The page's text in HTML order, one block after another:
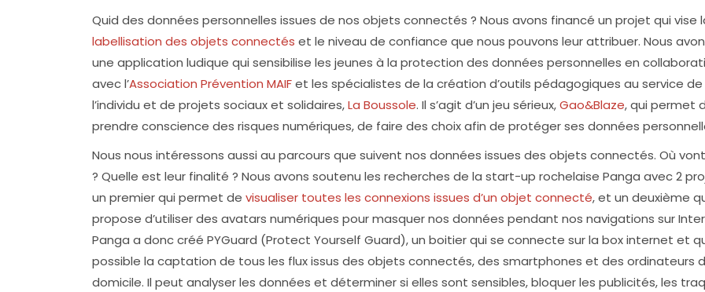
Quid des données personnelles issues de nos objets connectés ? Nous avons financé un projet qui vise
labellisation des objets connectés et le niveau de confiance que nous pouvons leur attribuer. Nous
une application ludique qui sensibilise les jeunes à la protection des données personnelles en
avec l’Association Prévention MAIFet les spécialistes de la création d’outils pédagogiques au service de
l’individu et de projets sociaux et solidaires,La Boussole. Il s’agit d’un jeu sérieux,Gao&Blaze, qui permet
prendre conscience des risques numériques, de faire des choix afin de protéger ses données
Nous nous intéressons aussi au parcours que suivent nos données issues des objets connectés. Où
? Quelle est leur finalité ? Nous avons soutenu les recherches de la start-up rochelaise Panga avec 2
un premier qui permet de visualiser toutes les connexions issues d’un objet connecté, et un deuxième
propose d’utiliser des avatars numériques pour masquer nos données pendant nos navigations sur
Panga a donc créé PYGuard (Protect Yourself Guard), un boitier qui se connecte sur la box internet et
possible la captation de tous les flux issus des objets connectés, des smartphones et des ordinateurs
domicile. Il peut analyser les données et déterminer si elles sont sensibles, bloquer les publicités, les